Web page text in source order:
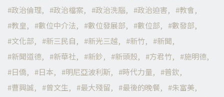
政治倫理
政治檔案 政治洗腦 政治迫害
教會
教皇
數位中介法 數位發展部 數位部
數發部
文化部
新三民自 新光三越 新竹
新聞
新聞道德
新華社 新鈔 新頭殼 方君竹
施明德
日僑
日本 明尼亞波利斯 時代力量
普欽
曹興誠
曾文生 最大殘留 最後的晚餐
朱富美